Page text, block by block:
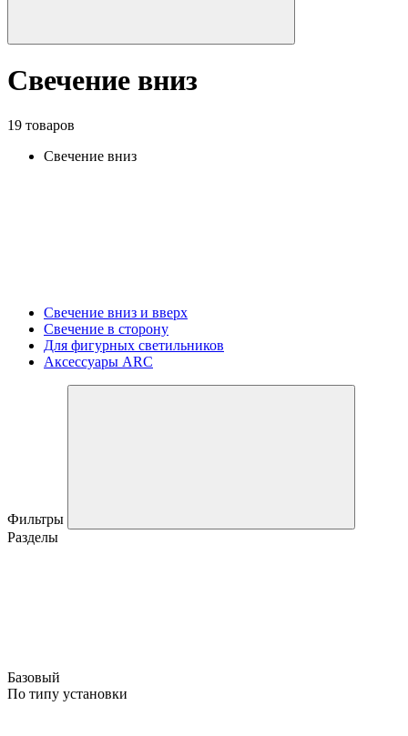
Свечение вниз
19 товаров
Свечение вниз
Свечение вниз и вверх
Свечение в сторону
Для фигурных светильников
Аксессуары ARC
Фильтры
Разделы
Базовый
По типу установки